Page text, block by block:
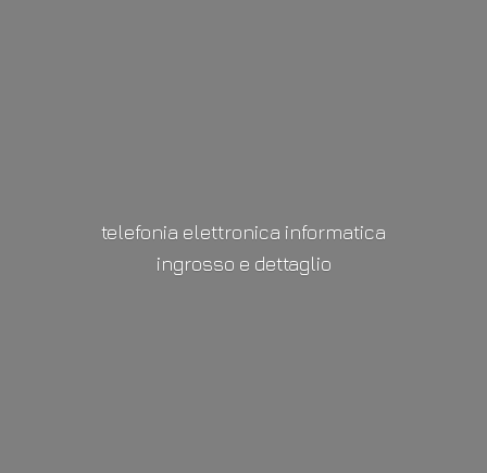
telefonia elettronica informatica
ingrosso e dettaglio